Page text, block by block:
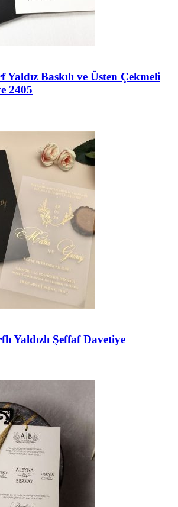
Baskılı ve Üsten Çekmeli
2405
Yaldızlı Şeffaf Davetiye